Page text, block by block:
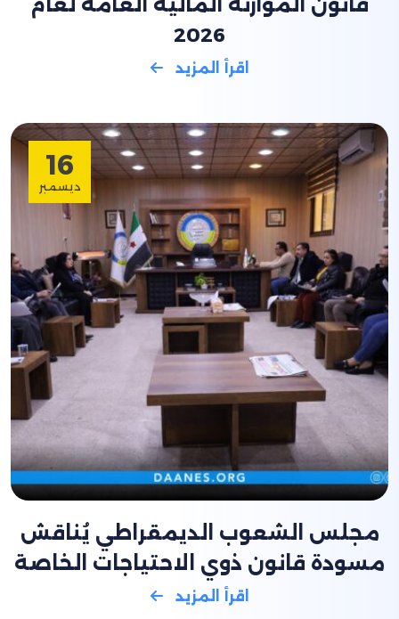
قانون الموازنة المالية العامة لعام
2026
اقرأ المزيد
16
ديسمبر
مجلس الشعوب الديمقراطي يُناقش
مسودة قانون ذوي الاحتياجات الخاصة
اقرأ المزيد